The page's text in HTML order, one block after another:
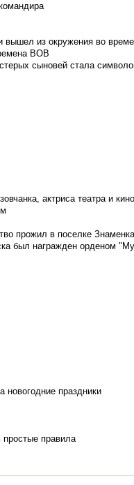
вышел из окружения во
ВОВ
сыновей стала
актриса театра и
прожил в поселке
был награжден орденом
новогодние праздники
простые правила